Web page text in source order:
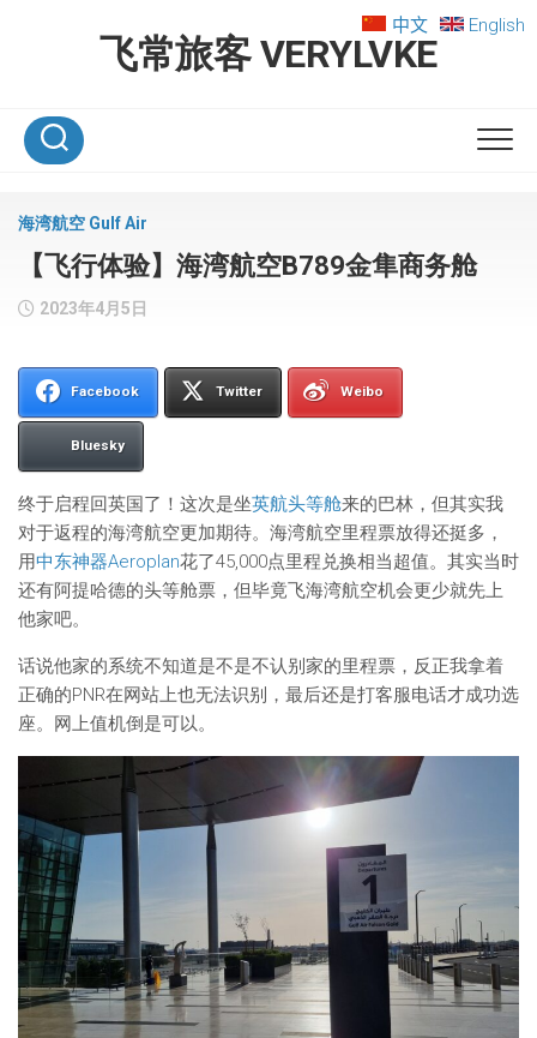
飞常旅客 VERYLVKE
中文 English
海湾航空 Gulf Air
【飞行体验】海湾航空B789金隼商务舱
2023年4月5日
Facebook Twitter Weibo
Bluesky
终于启程回英国了！这次是坐英航头等舱来的巴林，但其实我
对于返程的海湾航空更加期待。海湾航空里程票放得还挺多，
用中东神器Aeroplan花了45,000点里程兑换相当超值。其实当时
还有阿提哈德的头等舱票，但毕竟飞海湾航空机会更少就先上
他家吧。
话说他家的系统不知道是不是不认别家的里程票，反正我拿着
正确的PNR在网站上也无法识别，最后还是打客服电话才成功选
座。网上值机倒是可以。